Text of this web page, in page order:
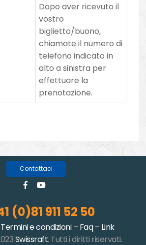
Dopo aver ricevuto il
vostro
biglietto/buono,
chiamate il numero di
telefono indicato in
alto a sinistra per
effettuare la
prenotazione.
Contattaci
(0)81 911 52 50
Termini e condizioni– Faq– Link
Swissraft. Tutti i diritti riservati.